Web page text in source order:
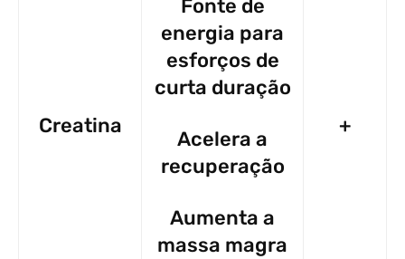
Creatina
Fonte de
energia para
esforços de
curta duração
Acelera a
recuperação
Aumenta a
massa magra
+